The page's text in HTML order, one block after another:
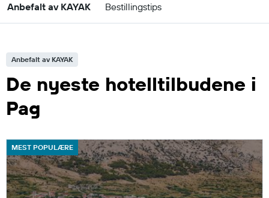
Anbefalt av KAYAK Bestillingstips
Anbefalt av KAYAK
De nyeste hotelltilbudene i
Pag
MEST POPULÆRE